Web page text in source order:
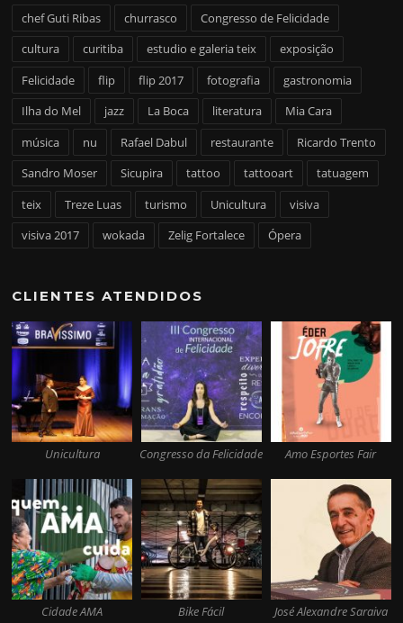
chef Guti Ribas churrasco
Congresso de Felicidade
cultura
curitiba estudio e galeria teix
exposição
Felicidade
flip flip 2017 fotografia
gastronomia
Ilha do Mel
jazz La Boca literatura
Mia Cara
música
nu Rafael Dabul restaurante
Ricardo Trento
Sandro Moser
Sicupira tattoo tattooart
tatuagem
teix
Treze Luas turismo Unicultura
visiva
visiva 2017
wokada Zelig Fortalece Ópera
CLIENTES ATENDIDOS
Unicultura Congresso da Felicidade Amo Esportes Fair
Cidade AMA Bike Fácil José Alexandre Saraiva